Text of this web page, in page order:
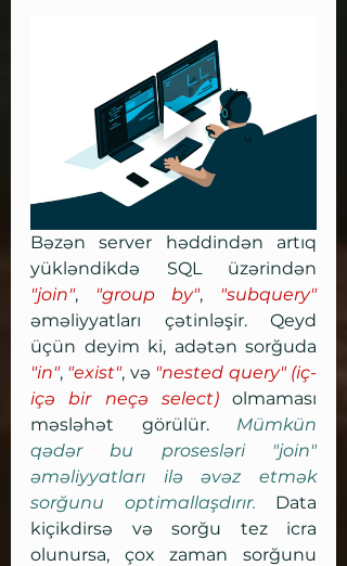
Bəzən server həddindən artıq
"join", "group by", "subquery"
əməliyyatları çətinləşir. Qeyd
"in", "exist", və "nested query" (iç-
içə bir neçə select) olmaması
məsləhət görülür. Mümkün
qədər bu prosesləri "join"
əməliyyatları ilə əvəz etmək
sorğunu optimallaşdırır. Data
kiçikdirsə və sorğu tez icra
olunursa, çox zaman sorğunu